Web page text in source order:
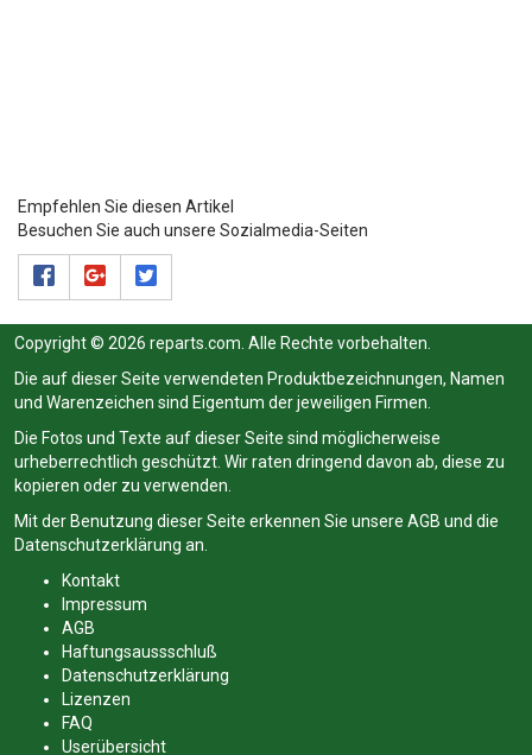
Empfehlen Sie diesen Artikel
Besuchen Sie auch unsere Sozialmedia-Seiten
Copyright © 2026 reparts.com. Alle Rechte vorbehalten.
Die auf dieser Seite verwendeten Produktbezeichnungen, Namen
und Warenzeichen sind Eigentum der jeweiligen Firmen.
Die Fotos und Texte auf dieser Seite sind möglicherweise
urheberrechtlich geschützt. Wir raten dringend davon ab, diese zu
kopieren oder zu verwenden.
Mit der Benutzung dieser Seite erkennen Sie unsere AGB und die
Datenschutzerklärung an.
Kontakt
Impressum
AGB
Haftungsaussschluß
Datenschutzerklärung
Lizenzen
FAQ
Userübersicht